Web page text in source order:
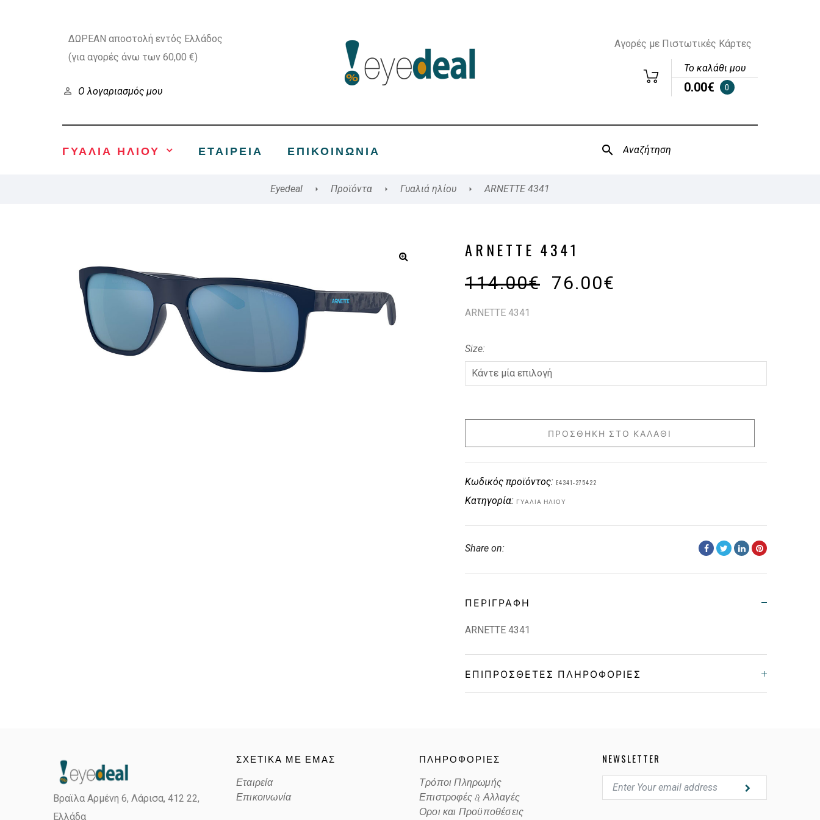
ΔΩΡΕΑΝ αποστολή εντός Ελλάδος
(για αγορές άνω των 60,00 €)
Ο λογαριασμός μου
Αγορές με Πιστωτικές Κάρτες
Το καλάθι μου
0.00€ 0
ΓΥΑΛΙΑ ΗΛΙΟΥ ΕΤΑΙΡΕΊΑ ΕΠΙΚΟΙΝΩΝΊΑ
Eyedeal Προϊόντα Γυαλιά ηλίου ARNETTE 4341
ARNETTE 4341
114.00€ 76.00€
ARNETTE 4341
Size
ΠΡΟΣΘΉΚΗ ΣΤΟ ΚΑΛΆΘΙ
Κωδικός προϊόντος: E4341-275422
Κατηγορία: ΓΥΑΛΙΆ ΗΛΊΟΥ
Share on:
ΠΕΡΙΓΡΑΦΉ
ARNETTE 4341
ΕΠΙΠΡΌΣΘΕΤΕΣ ΠΛΗΡΟΦΟΡΊΕΣ
Lens Color POLARIZED LIGHT MIRROR BLUE, GRAY
Βραϊλα Αρμένη 6, Λάρισα, 412 22,
Ελλάδα
ΣΧΕΤΙΚΑ ΜΕ ΕΜΑΣ
Εταιρεία
Επικοινωνία
ΠΛΗΡΟΦΟΡΙΕΣ
Τρόποι Πληρωμής
Επιστροφές & Αλλαγές
Οροι και Προϋποθέσεις
NEWSLETTER